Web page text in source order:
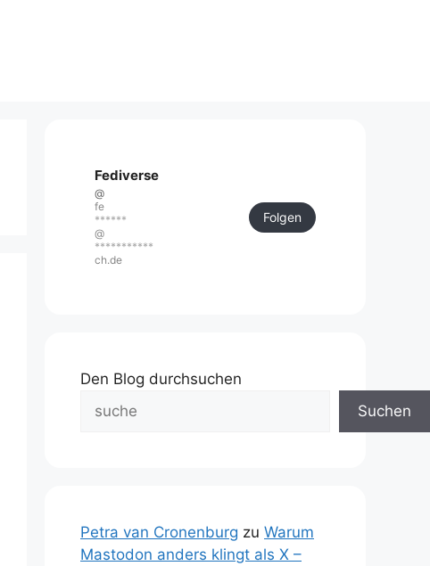
Fediverse
@
fe
******
@
***********
ch.de
Folgen
Den Blog durchsuchen
Suchen
Petra van Cronenburg zu Warum
Mastodon anders klingt als X –